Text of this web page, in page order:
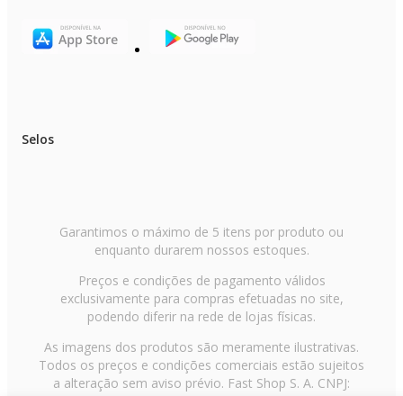
Selos
Garantimos o máximo de 5 itens por produto ou
enquanto durarem nossos estoques.
Preços e condições de pagamento válidos
exclusivamente para compras efetuadas no site,
podendo diferir na rede de lojas físicas.
As imagens dos produtos são meramente ilustrativas.
Todos os preços e condições comerciais estão sujeitos
a alteração sem aviso prévio. Fast Shop S. A. CNPJ: